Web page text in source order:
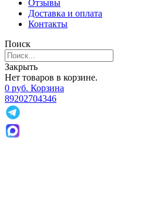
Отзывы
Доставка и оплата
Контакты
Поиск
Закрыть
Нет товаров в корзине.
0 руб. Корзина
89202704346